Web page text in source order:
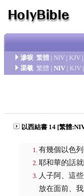
滲唳 繁體 | NIV | KJV |
渠羲 繁體 | NIV | KJV |
以西結書 14 [繁體
有幾個以色
耶和華的話就
人子阿、這
放在面前、